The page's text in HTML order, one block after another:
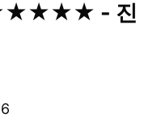
★★★★★ - 진
6